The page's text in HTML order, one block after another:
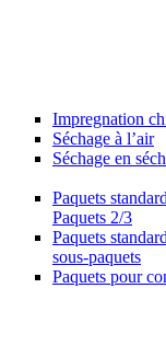
Impregnation
Séchage à l’air
Séchage en
Paquets
Paquets 2/3
Paquets
sous-paquets
Paquets pour